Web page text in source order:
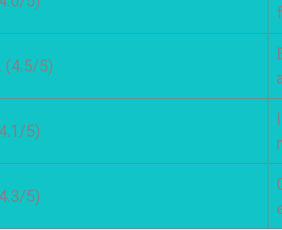
(4.5/5)
5)
5)